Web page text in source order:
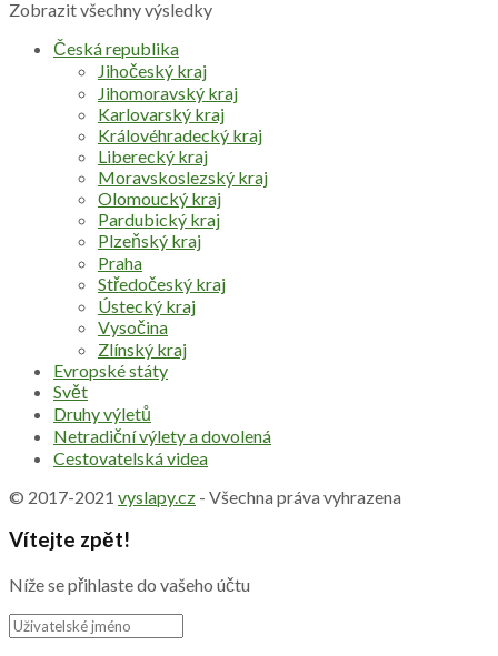
Zobrazit všechny výsledky
Česká republika
Jihočeský kraj
Jihomoravský kraj
Karlovarský kraj
Královéhradecký kraj
Liberecký kraj
Moravskoslezský kraj
Olomoucký kraj
Pardubický kraj
Plzeňský kraj
Praha
Středočeský kraj
Ústecký kraj
Vysočina
Zlínský kraj
Evropské státy
Svět
Druhy výletů
Netradiční výlety a dovolená
Cestovatelská videa
© 2017-2021 vyslapy.cz - Všechna práva vyhrazena
Vítejte zpět!
Níže se přihlaste do vašeho účtu